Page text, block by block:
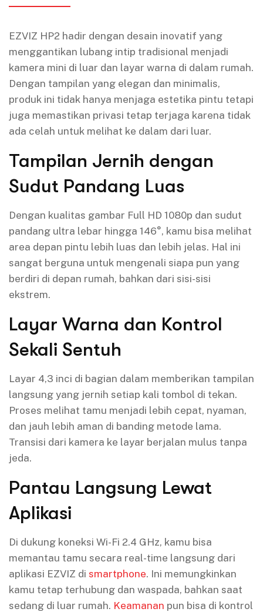
EZVIZ HP2 hadir dengan desain inovatif yang
menggantikan lubang intip tradisional menjadi
kamera mini di luar dan layar warna di dalam rumah.
Dengan tampilan yang elegan dan minimalis,
produk ini tidak hanya menjaga estetika pintu tetapi
juga memastikan privasi tetap terjaga karena tidak
ada celah untuk melihat ke dalam dari luar.
Tampilan Jernih dengan
Sudut Pandang Luas
Dengan kualitas gambar Full HD 1080p dan sudut
pandang ultra lebar hingga 146°, kamu bisa melihat
area depan pintu lebih luas dan lebih jelas. Hal ini
sangat berguna untuk mengenali siapa pun yang
berdiri di depan rumah, bahkan dari sisi-sisi
ekstrem.
Layar Warna dan Kontrol
Sekali Sentuh
Layar 4,3 inci di bagian dalam memberikan tampilan
langsung yang jernih setiap kali tombol di tekan.
Proses melihat tamu menjadi lebih cepat, nyaman,
dan jauh lebih aman di banding metode lama.
Transisi dari kamera ke layar berjalan mulus tanpa
jeda.
Pantau Langsung Lewat
Aplikasi
Di dukung koneksi Wi-Fi 2.4 GHz, kamu bisa
memantau tamu secara real-time langsung dari
aplikasi EZVIZ di smartphone. Ini memungkinkan
kamu tetap terhubung dan waspada, bahkan saat
sedang di luar rumah. Keamanan pun bisa di kontrol